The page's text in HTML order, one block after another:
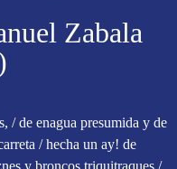
Zabala
/ de enagua presumida y de
/ hecha un ay! de